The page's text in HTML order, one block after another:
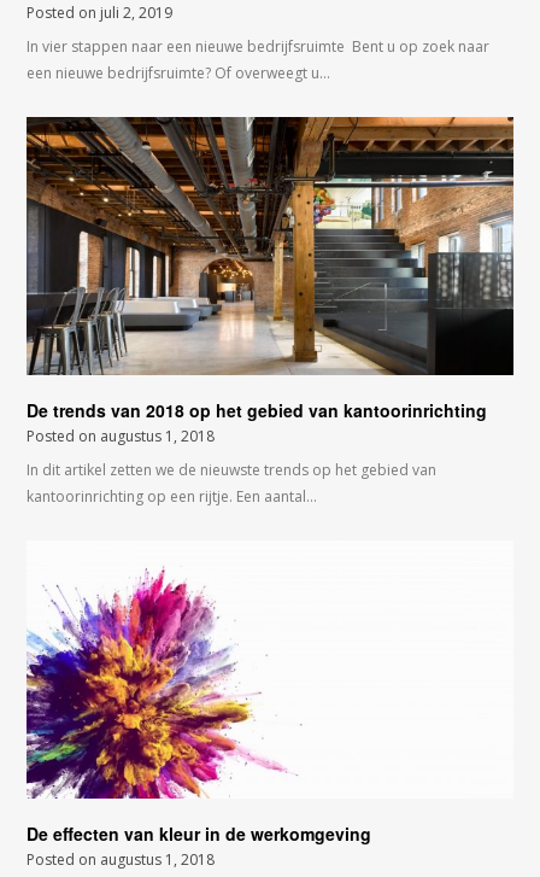
Posted on juli 2, 2019
In vier stappen naar een nieuwe bedrijfsruimte Bent u op zoek naar
een nieuwe bedrijfsruimte? Of overweegt u…
De trends van 2018 op het gebied van kantoorinrichting
Posted on augustus 1, 2018
In dit artikel zetten we de nieuwste trends op het gebied van
kantoorinrichting op een rijtje. Een aantal…
De effecten van kleur in de werkomgeving
Posted on augustus 1, 2018